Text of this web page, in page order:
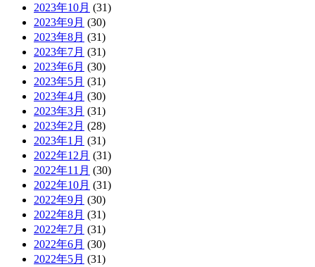
2023年10月 (31)
2023年9月 (30)
2023年8月 (31)
2023年7月 (31)
2023年6月 (30)
2023年5月 (31)
2023年4月 (30)
2023年3月 (31)
2023年2月 (28)
2023年1月 (31)
2022年12月 (31)
2022年11月 (30)
2022年10月 (31)
2022年9月 (30)
2022年8月 (31)
2022年7月 (31)
2022年6月 (30)
2022年5月 (31)